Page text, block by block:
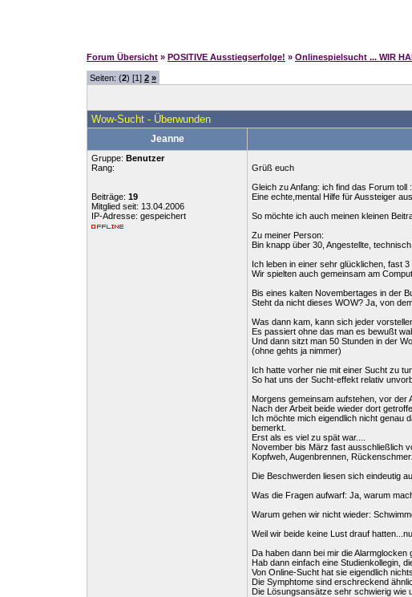
Forum Übersicht » POSITIVE Ausstiegserfolge! » Onlinespielsucht ... WIR
Seiten: (2) [1] 2 »
Wow-Sucht - Überwunden
Jeanne
Gruppe: Benutzer
Rang:
Beiträge: 19
Mitglied seit: 13.04.2006
IP-Adresse: gespeichert
Grüß euch
Gleich zu Anfang: ich find das Forum toll
Eine echte,mental Hilfe für Aussteiger
So möchte ich auch meinen kleinen
Zu meiner Person:
Bin knapp über 30, Angestellte,
Ich leben in einer sehr glücklichen, fast
Wir spielten auch gemeinsam am
Bis eines kalten Novembertages in der
Steht da nicht dieses WOW? Ja, von
Was dann kam, kann sich jeder
Es passiert ohne das man es bewußt
Und dann sitzt man 50 Stunden in der
(ohne gehts ja nimmer)
Ich hatte vorher nie mit einer Sucht zu
So hat uns der Sucht-effekt relativ
Morgens gemeinsam aufstehen, vor der
Nach der Arbeit beide wieder dort
Ich möchte mich eigendlich nicht genau
bemerkt.
Erst als es viel zu spät war....
November bis März fast ausschließlich
Kopfweh, Augenbrennen,
Die Beschwerden liesen sich eindeutig
Was die Fragen aufwarf: Ja, warum
Warum gehen wir nicht wieder:
Weil wir beide keine Lust drauf
Da haben dann bei mir die Alarmglocken
Hab dann einfach eine Studienkollegin,
Von Online-Sucht hat sie eigendlich
Die Symphtome sind erschreckend
Die Lösungsansätze sehr schwierig wie